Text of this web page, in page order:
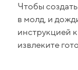
Чтобы
в молд, и
инструкцией
извлеките